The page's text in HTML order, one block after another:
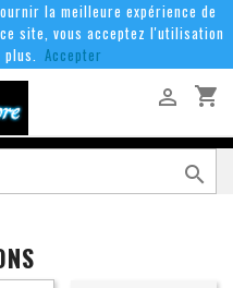
la meilleure expérience de
site, vous acceptez l'utilisation
Accepter
shopping_cart

